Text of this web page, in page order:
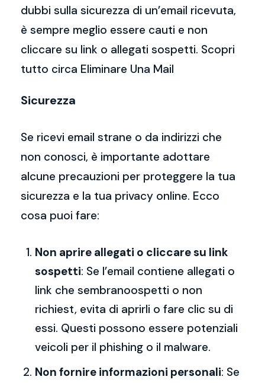
dubbi sulla sicurezza di un’email ricevuta,
è sempre meglio essere cauti e non
cliccare su link o allegati sospetti. Scopri
tutto circa Eliminare Una Mail
Sicurezza
Se ricevi email strane o da indirizzi che
non conosci, è importante adottare
alcune precauzioni per proteggere la tua
sicurezza e la tua privacy online. Ecco
cosa puoi fare:
Non aprire allegati o cliccare su link
sospetti: Se l’email contiene allegati o
link che sembranoospetti o non
richiest, evita di aprirli o fare clic su di
essi. Questi possono essere potenziali
veicoli per il phishing o il malware.
Non fornire informazioni personali: Se